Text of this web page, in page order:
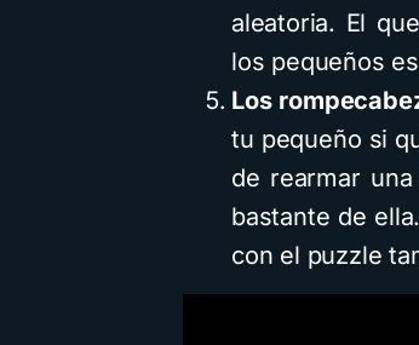
aleatoria. El
los pequeños
Los
tu pequeño si
de rearmar
bastante de
con el puzzle